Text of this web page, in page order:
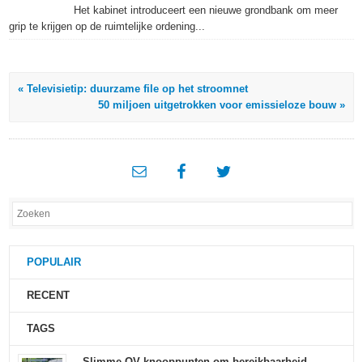
Het kabinet introduceert een nieuwe grondbank om meer
grip te krijgen op de ruimtelijke ordening...
« Televisietip: duurzame file op het stroomnet
50 miljoen uitgetrokken voor emissieloze bouw »
POPULAIR
RECENT
TAGS